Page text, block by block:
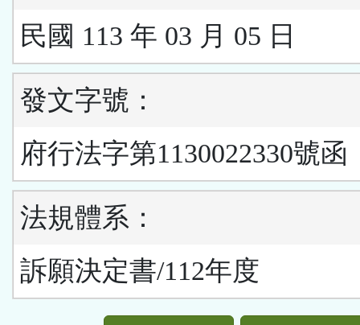
民國 113 年 03 月 05 日
發文字號：
府行法字第1130022330號函
法規體系：
訴願決定書/112年度